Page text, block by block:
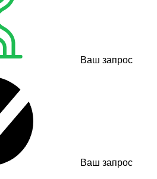
Ваш запрос
Ваш запрос